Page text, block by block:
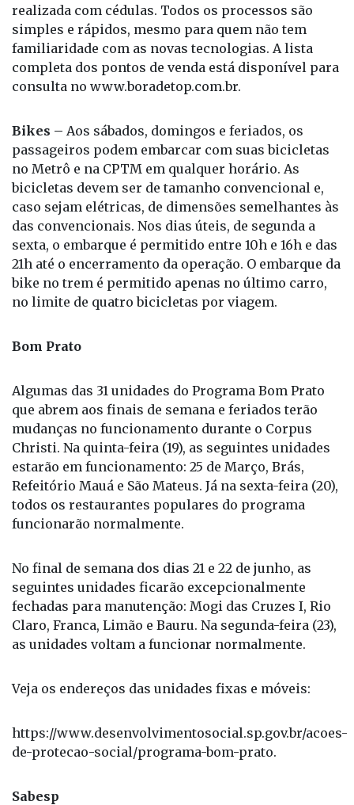
realizada com cédulas. Todos os processos são
simples e rápidos, mesmo para quem não tem
familiaridade com as novas tecnologias. A lista
completa dos pontos de venda está disponível para
consulta no www.boradetop.com.br.
Bikes – Aos sábados, domingos e feriados, os
passageiros podem embarcar com suas bicicletas
no Metrô e na CPTM em qualquer horário. As
bicicletas devem ser de tamanho convencional e,
caso sejam elétricas, de dimensões semelhantes às
das convencionais. Nos dias úteis, de segunda a
sexta, o embarque é permitido entre 10h e 16h e das
21h até o encerramento da operação. O embarque da
bike no trem é permitido apenas no último carro,
no limite de quatro bicicletas por viagem.
Bom Prato
Algumas das 31 unidades do Programa Bom Prato
que abrem aos finais de semana e feriados terão
mudanças no funcionamento durante o Corpus
Christi. Na quinta-feira (19), as seguintes unidades
estarão em funcionamento: 25 de Março, Brás,
Refeitório Mauá e São Mateus. Já na sexta-feira (20),
todos os restaurantes populares do programa
funcionarão normalmente.
No final de semana dos dias 21 e 22 de junho, as
seguintes unidades ficarão excepcionalmente
fechadas para manutenção: Mogi das Cruzes I, Rio
Claro, Franca, Limão e Bauru. Na segunda-feira (23),
as unidades voltam a funcionar normalmente.
Veja os endereços das unidades fixas e móveis:
https://www.desenvolvimentosocial.sp.gov.br/acoes-
de-protecao-social/programa-bom-prato.
Sabesp